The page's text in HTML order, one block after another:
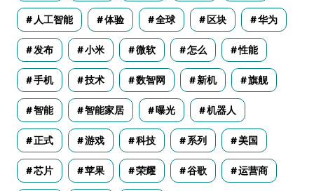
人工智能 体验 全球 区块 华为
发布 小米 微软 怎么 性能
手机 技术 数智网 新机 旗舰
智能 智能家居 曝光 机器人
正式 游戏 科技 系列 美国
芯片 苹果 荣耀 谷歌 运营商